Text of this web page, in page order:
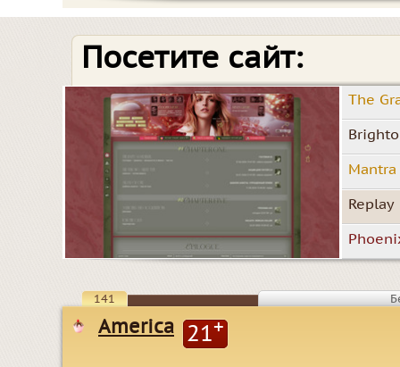
Посетите сайт:
The
Mantra
Replay
141
America 21+